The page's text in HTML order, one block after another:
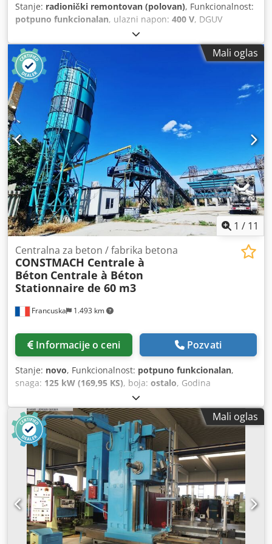
Stanje: radionički remontovan (polovan), Funkcionalnost:
potpuno funkcionalan, ulazni napon: 400 V, DGUV
, godina poslednjeg generalnog
servisa:2026, ukupna dužina:1.270 mm, ukupna širina:
1.000 mm
, ukupna visina:
, ulazna frekvencija:
50 Hz , ukupna težina:
snaga:
8,5 kW (11,56 KS)
VRHUNSKA mašina za testo Eberhardt, model: S 160
Mašina za mešenje testa, mobilna 2 tajmera Spiralna
mašina za mešenje sa 2 brzine LED displej za prikaz
temperature Robusna tehnologija Poklopac za zaštitu od
prašine od brašna Isporučujemo isključivo mašine koje su
prošle DGUV V3 proveru Priključak: 400 V, CEE utikač 32A
Rabljena mašina, renovirana i proverena od strane SAB-a
Uz garanciju + servis za rezervne delove Codpfx Aewpz
Nxjmverf Opcija: Servisni paket Ugovor o održavanju
Obuka i puštanje u rad Imamo i druge VRHUNSKE spiralne
mašine za mešenje na lageru!
Mali oglas
1 / 11
Francuska 1.493 km
Centralna za beton / fabrika betona
CONSTMACH Centrale à
Béton Centrale à Béton
Stationnaire de 60 m3
Informacije o ceni Pozvati
Stanje: novo, Funkcionalnost: potpuno funkcionalan,
snaga: 125 kW (169,95 KS), boja: ostalo, Godina
kabina
Stationary-60 stacionarna betonska baza predstavlja
izvanredno rešenje za projekte sa srednjim kapacitetom i
dugoročnu proizvodnju gotovog betona. Opremljena
potpuno automatskim sistemom upravljanja, ova baza
omogućava visoku efikasnost i neprekidni proizvodni
kapacitet. Fleksibilnost u proizvodnji svih vrsta betona
omogućava jednostavnu prilagodbu različitim zahtevima
projekata. Zahvaljujući izdržljivoj čeličnoj konstrukciji,
proizvodnji u skladu sa CE normama i niskim potrebama za
održavanjem, ovaj model je pouzdan izbor za
profesionalce. Stationary-60 može biti konfigurisana sa
Mali oglas